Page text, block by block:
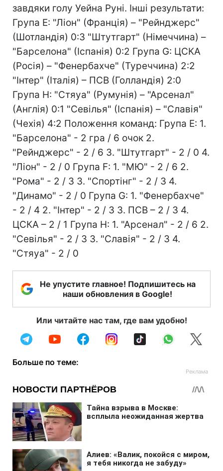
завдяки голу Уейна Руні. Інші результати:
Група Е: "Ліон" (Франція) – "Рейнджерс"
(Шотландія) 0:3 "Штутгарт" (Німеччина) –
"Барселона" (Іспанія) 0:2 Група G: ЦСКА
(Росія) – "Фенербахче" (Туреччина) 2:2
"Інтер" (Італія) – ПСВ (Голландія) 2:0
Група Н: "Стяуа" (Румунія) – "Арсенал"
(Англія) 0:1 "Севілья" (Іспанія) – "Славія"
(Чехія) 4:2 Положення команд: Група Е: 1.
"Барселона" - 2 гра / 6 очок 2.
"Рейнджерс" - 2 / 6 3. "Штутгарт" - 2 / 0 4.
"Ліон" - 2 / 0 Група F: 1. "МЮ" - 2 / 6 2.
"Рома" - 2 / 3 3. "Спортінг" - 2 / 3 4.
"Динамо" - 2 / 0 Група G: 1. "Фенербахче"
- 2 / 4 2. "Інтер" - 2 / 3 3. ПСВ – 2 / 3 4.
ЦСКА – 2 / 1 Група Н: 1. "Арсенал" - 2 / 6 2.
"Севілья" - 2 / 3 3. "Славія" - 2 / 3 4.
"Стяуа" - 2 / 0
Не упустите главное! Подпишитесь на
наши обновления в Google!
Или читайте нас там, где вам удобно!
Больше по теме: